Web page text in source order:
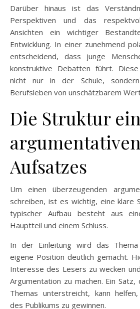
Darüber hinaus ist das
Perspektiven und das
Ansichten ein wichtiger
Entwicklung. In einer zunehmend
entscheidend, dass junge
konstruktive Debatten führt.
nicht nur in der Schule,
Berufsleben von unschätzbarem
Die Struktur
argumentativen
Aufsatzes
Um einen überzeugenden
schreiben, ist es wichtig, eine klare
typischer Aufbau besteht aus
Hauptteil und einem Schluss.
In der Einleitung wird das
eigene Position deutlich gemacht.
Interesse des Lesers zu wecken
Argumentation zu machen. Ein
Themas unterstreicht, kann
des Publikums zu gewinnen.